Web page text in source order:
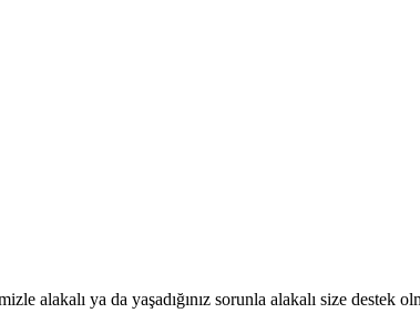
alakalı ya da yaşadığınız sorunla alakalı size destek